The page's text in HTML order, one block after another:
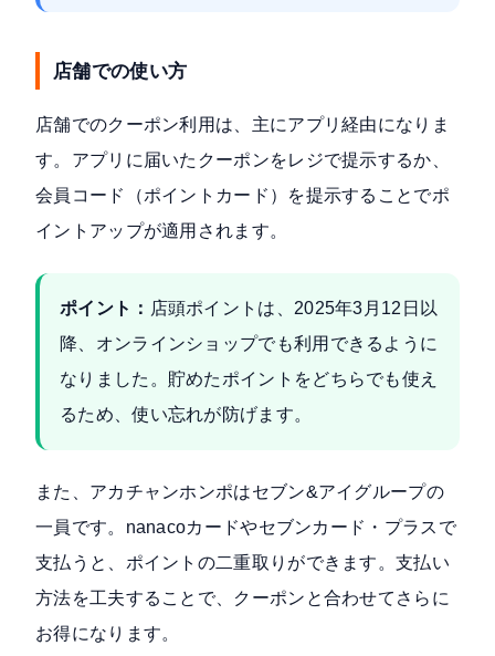
店舗での使い方
店舗でのクーポン利用は、主にアプリ経由になりま
す。アプリに届いたクーポンをレジで提示するか、
会員コード（ポイントカード）を提示することでポ
イントアップが適用されます。
ポイント： 店頭ポイントは、2025年3月12日以
降、オンラインショップでも利用できるように
なりました。貯めたポイントをどちらでも使え
るため、使い忘れが防げます。
また、アカチャンホンポはセブン&アイグループの
一員です。nanacoカードやセブンカード・プラスで
支払うと、ポイントの二重取りができます。支払い
方法を工夫することで、クーポンと合わせてさらに
お得になります。